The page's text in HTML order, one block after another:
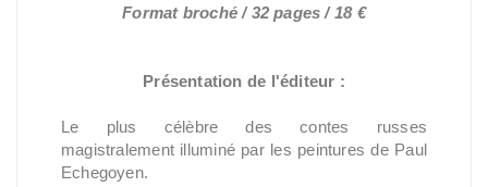
Format broché / 32 pages / 18 €
Présentation de l'éditeur :
Le plus célèbre des contes russes
magistralement illuminé par les peintures de Paul
Echegoyen.